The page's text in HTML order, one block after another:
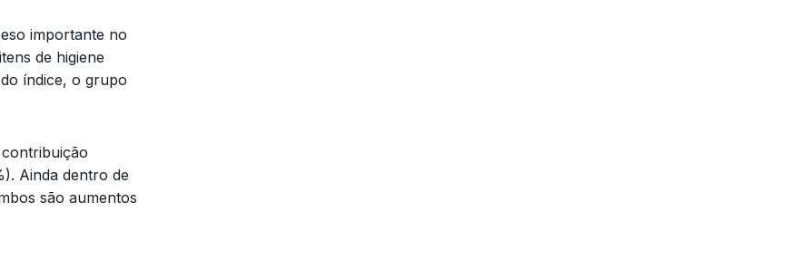
importante no
de higiene
índice, o grupo
Ainda dentro de
são aumentos